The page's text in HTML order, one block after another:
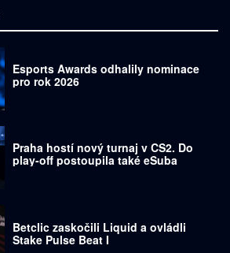
Esports Awards odhalily nominace
pro rok 2026
Praha hostí nový turnaj v CS2. Do
play-off postoupila také eSuba
Betclic zaskočili Liquid a ovládli
Stake Pulse Beat I